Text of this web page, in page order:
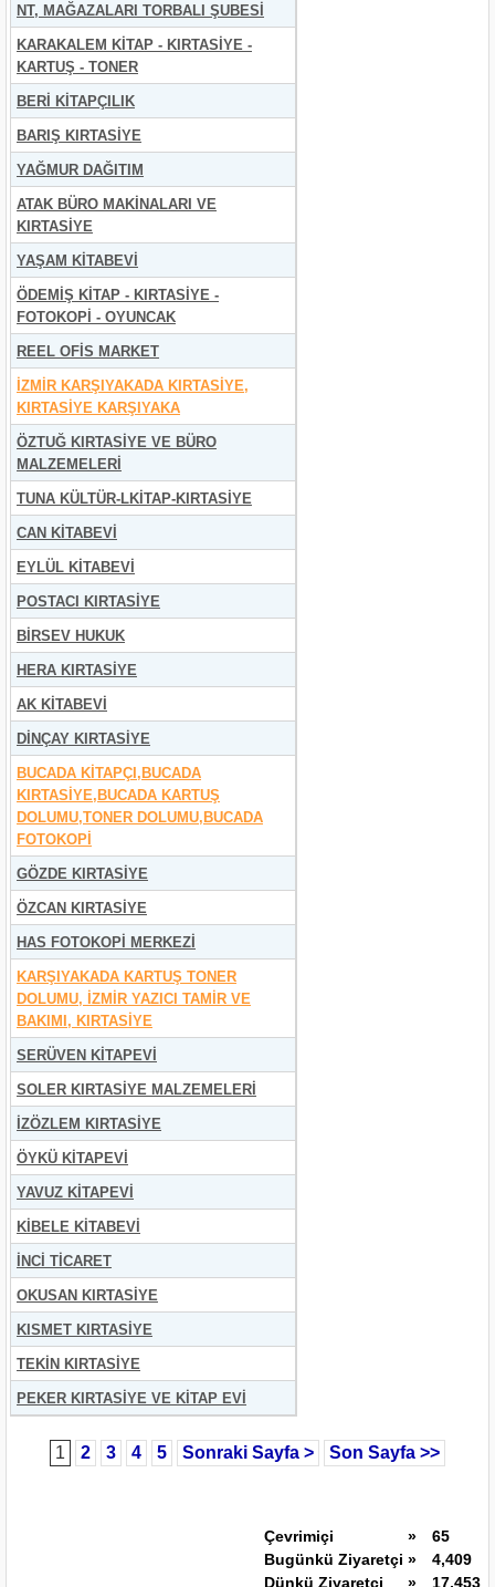
NT, MAĞAZALARI TORBALI ŞUBESİ
KARAKALEM KİTAP - KIRTASİYE -
KARTUŞ - TONER
BERİ KİTAPÇILIK
BARIŞ KIRTASİYE
YAĞMUR DAĞITIM
ATAK BÜRO MAKİNALARI VE
KIRTASİYE
YAŞAM KİTABEVİ
ÖDEMİŞ KİTAP - KIRTASİYE -
FOTOKOPİ - OYUNCAK
REEL OFİS MARKET
İZMİR KARŞIYAKADA KIRTASİYE,
KIRTASİYE KARŞIYAKA
ÖZTUĞ KIRTASİYE VE BÜRO
MALZEMELERİ
TUNA KÜLTÜR-LKİTAP-KIRTASİYE
CAN KİTABEVİ
EYLÜL KİTABEVİ
POSTACI KIRTASİYE
BİRSEV HUKUK
HERA KIRTASİYE
AK KİTABEVİ
DİNÇAY KIRTASİYE
BUCADA KİTAPÇI,BUCADA
KIRTASİYE,BUCADA KARTUŞ
DOLUMU,TONER DOLUMU,BUCADA
FOTOKOPİ
GÖZDE KIRTASİYE
ÖZCAN KIRTASİYE
HAS FOTOKOPİ MERKEZİ
KARŞIYAKADA KARTUŞ TONER
DOLUMU, İZMİR YAZICI TAMİR VE
BAKIMI, KIRTASİYE
SERÜVEN KİTAPEVİ
SOLER KIRTASİYE MALZEMELERİ
İZÖZLEM KIRTASİYE
ÖYKÜ KİTAPEVİ
YAVUZ KİTAPEVİ
KİBELE KİTABEVİ
İNCİ TİCARET
OKUSAN KIRTASİYE
KISMET KIRTASİYE
TEKİN KIRTASİYE
PEKER KIRTASİYE VE KİTAP EVİ
1 2 3 4 5 Sonraki Sayfa > Son Sayfa >>
Çevrimiçi »
65
Bugünkü Ziyaretçi »
4,409
Dünkü Ziyaretçi
» 17,453